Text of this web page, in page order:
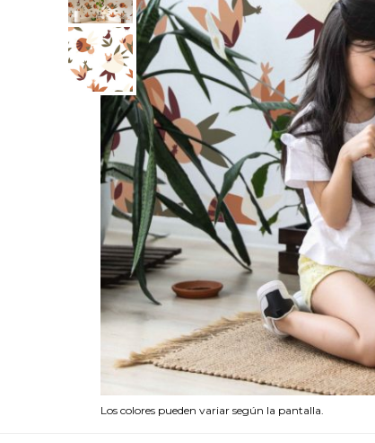
Los colores pueden variar según la pantalla.